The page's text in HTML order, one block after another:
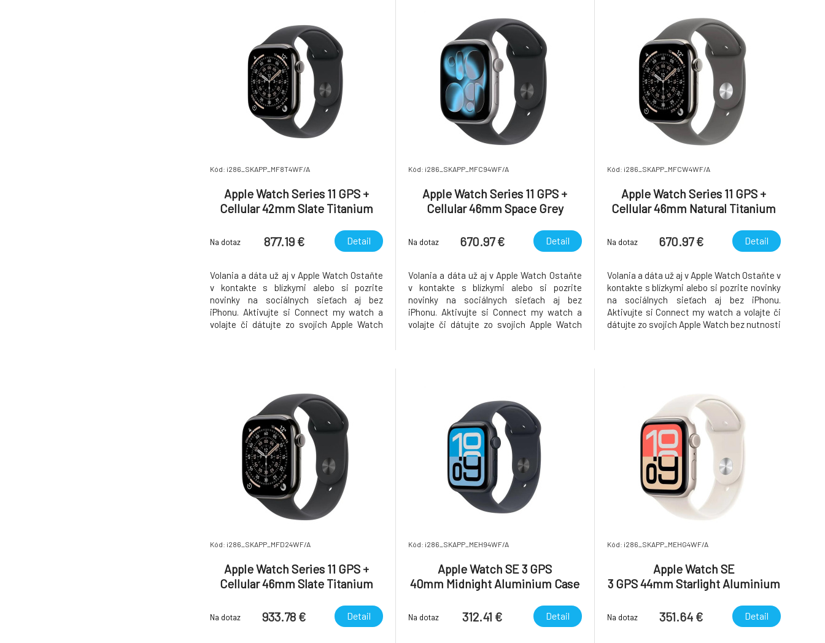
Kód: i286_SKAPP_MF8T4WF/A
Apple Watch Series 11 GPS +
Cellular 42mm Slate Titanium
Na dotaz 877.19 € Detail
Volania a dáta už aj v Apple Watch Ostaňte
v kontakte s blízkymi alebo si pozrite
novinky na sociálnych sieťach aj bez
iPhonu. Aktivujte si Connect my watch a
volajte či dátujte zo svojich Apple Watch
Kód: i286_SKAPP_MFC94WF/A
Apple Watch Series 11 GPS +
Cellular 46mm Space Grey
Band - S/M
Na dotaz 670.97 € Detail
Volania a dáta už aj v Apple Watch Ostaňte
v kontakte s blízkymi alebo si pozrite
novinky na sociálnych sieťach aj bez
iPhonu. Aktivujte si Connect my watch a
volajte či dátujte zo svojich Apple Watch
Kód: i286_SKAPP_MFCW4WF/A
Apple Watch Series 11 GPS +
Cellular 46mm Natural Titanium
- S/M
Na dotaz 670.97 € Detail
Volania a dáta už aj v Apple Watch Ostaňte v
kontakte s blízkymi alebo si pozrite novinky
na sociálnych sieťach aj bez iPhonu.
Aktivujte si Connect my watch a volajte či
dátujte zo svojich Apple Watch bez nutnosti
Kód: i286_SKAPP_MFD24WF/A
Apple Watch Series 11 GPS +
Cellular 46mm Slate Titanium
Na dotaz 933.78 € Detail
Kód: i286_SKAPP_MEH94WF/A
Apple Watch SE 3 GPS
40mm Midnight Aluminium Case
Na dotaz 312.41 € Detail
Kód: i286_SKAPP_MEHG4WF/A
Apple Watch SE
3 GPS 44mm Starlight Aluminium
S/M
Na dotaz 351.64 € Detail